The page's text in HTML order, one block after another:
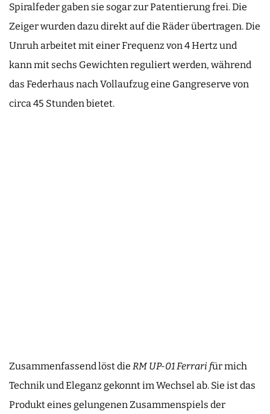
Spiralfeder gaben sie sogar zur Patentierung frei. Die
Zeiger wurden dazu direkt auf die Räder übertragen. Die
Unruh arbeitet mit einer Frequenz von 4 Hertz und
kann mit sechs Gewichten reguliert werden, während
das Federhaus nach Vollaufzug eine Gangreserve von
circa 45 Stunden bietet.
Zusammenfassend löst die RM UP-01 Ferrari für mich
Technik und Eleganz gekonnt im Wechsel ab. Sie ist das
Produkt eines gelungenen Zusammenspiels der